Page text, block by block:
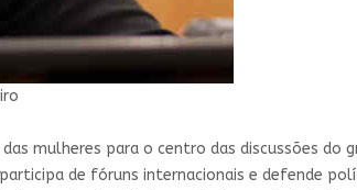
mulheres para o centro das discussões do
participa de fóruns internacionais e defende